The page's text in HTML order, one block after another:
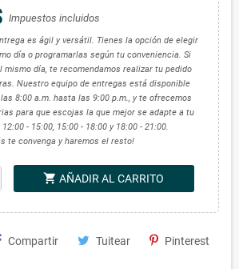
Impuestos incluidos
es ágil y versátil. Tienes la opción de elegir
día o programarlas según tu conveniencia. Si
mismo día, te recomendamos realizar tu pedido
Nuestro equipo de entregas está disponible
8:00 a.m. hasta las 9:00 p.m., y te ofrecemos
para que escojas la que mejor se adapte a tu
- 15:00, 15:00 - 18:00 y 18:00 - 21:00.
te convenga y haremos el resto!
shopping_cart AÑADIR AL CARRITO
Compartir Tuitear Pinterest